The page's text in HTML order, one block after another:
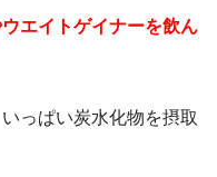
エイトゲイナーを飲ん
っぱい炭水化物を摂取